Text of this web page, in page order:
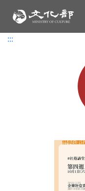
:::
:::